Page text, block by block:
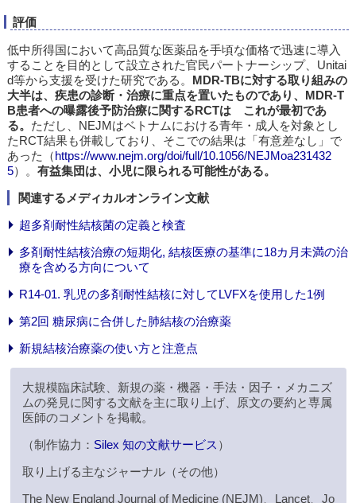
評価
低中所得国において高品質な医薬品を手頃な価格で迅速に導入
することを目的として設立された官民パートナーシップ、Unitai
d等から支援を受けた研究である。 MDR-TBに対する取り組みの
大半は、疾患の診断・治療に重点を置いたものであり、MDR-T
B患者への曝露後予防治療に関するRCTは これが最初であ
る。 ただし、NEJMはベトナムにおける青年・成人を対象とし
たRCT結果も併載しており、そこでの結果は「有意差なし」で
あった（https://www.nejm.org/doi/full/10.1056/NEJMoa231432
5）。 有益集団は、小児に限られる可能性がある。
関連するメディカルオンライン文献
超多剤耐性結核菌の定義と検査
多剤耐性結核治療の短期化, 結核医療の基準に18カ月未満の治
療を含める方向について
R14-01. 乳児の多剤耐性結核に対してLVFXを使用した1例
第2回 糖尿病に合併した肺結核の治療薬
新規結核治療薬の使い方と注意点
大規模臨床試験、新規の薬・機器・手法・因子・メカニズ
ムの発見に関する文献を主に取り上げ、原文の要約と専属
医師のコメントを掲載。
（制作協力： Silex 知の文献サービス ）
取り上げる主なジャーナル（その他）
The New England Journal of Medicine (NEJM)、Lancet、Jo